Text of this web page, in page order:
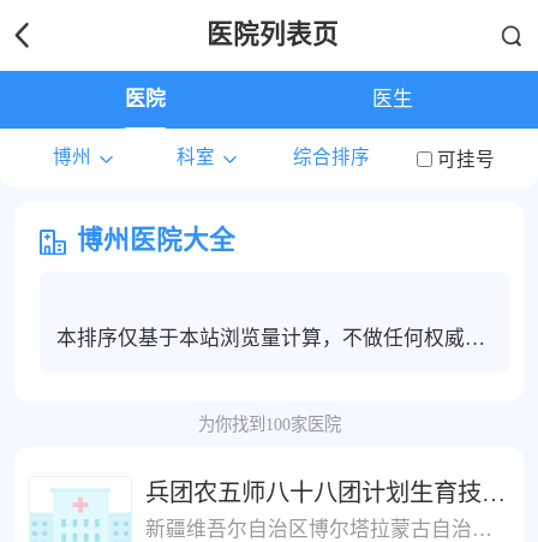
医院列表页
医院 医生
博州 科室 综合排序 可挂号
博州医院大全
本排序仅基于本站浏览量计算，不做任何权威度
为你找到100家医院
兵团农五师八十八团计划生育技术服务站
新疆维吾尔自治区博尔塔拉蒙古自治州温泉县八十八团学校西侧(农五师八十八团职工医院)